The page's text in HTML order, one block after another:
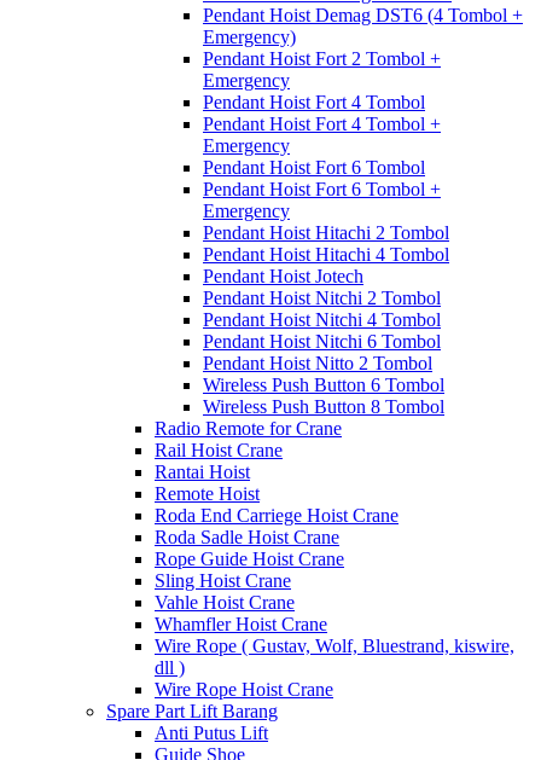
Pendant Hoist Demag DST6 (4 Tombol +
Emergency)
Pendant Hoist Fort 2 Tombol +
Emergency
Pendant Hoist Fort 4 Tombol
Pendant Hoist Fort 4 Tombol +
Emergency
Pendant Hoist Fort 6 Tombol
Pendant Hoist Fort 6 Tombol +
Emergency
Pendant Hoist Hitachi 2 Tombol
Pendant Hoist Hitachi 4 Tombol
Pendant Hoist Jotech
Pendant Hoist Nitchi 2 Tombol
Pendant Hoist Nitchi 4 Tombol
Pendant Hoist Nitchi 6 Tombol
Pendant Hoist Nitto 2 Tombol
Wireless Push Button 6 Tombol
Wireless Push Button 8 Tombol
Radio Remote for Crane
Rail Hoist Crane
Rantai Hoist
Remote Hoist
Roda End Carriege Hoist Crane
Roda Sadle Hoist Crane
Rope Guide Hoist Crane
Sling Hoist Crane
Vahle Hoist Crane
Whamfler Hoist Crane
Wire Rope ( Gustav, Wolf, Bluestrand, kiswire,
dll )
Wire Rope Hoist Crane
Spare Part Lift Barang
Anti Putus Lift
Guide Shoe